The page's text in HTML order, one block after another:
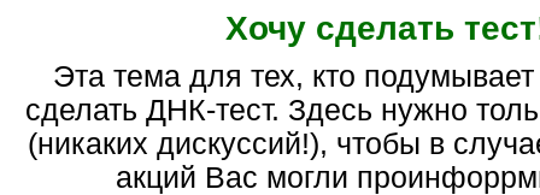
Хочу сделать
Эта тема для тех, кто подумывает о том, чтобы
сделать ДНК-тест. Здесь нужно
(никаких дискуссий!), чтобы в
акций Вас могли